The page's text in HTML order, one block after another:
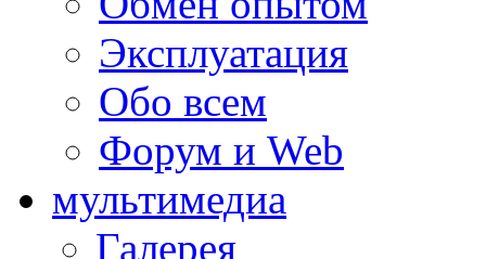
Эксплуатация
Обо всем
Форум и Web
мультимедиа
Галерея